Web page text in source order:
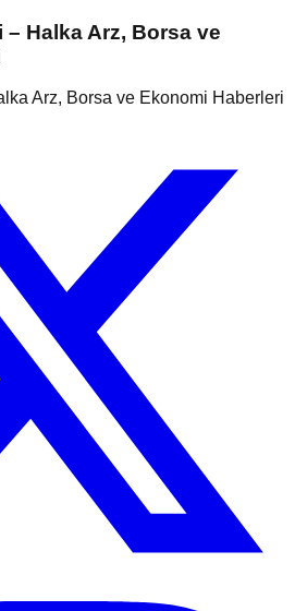
– Halka Arz, Borsa ve
Arz, Borsa ve Ekonomi Haberleri